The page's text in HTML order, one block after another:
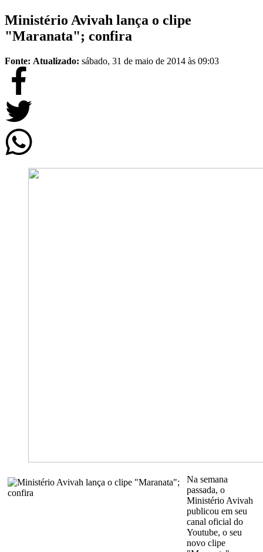
Ministério Avivah lança o clipe
"Maranata"; confira
Fonte: Atualizado: sábado, 31 de maio de 2014 às 09:03
Na semana
passada, o
Ministério Avivah
publicou em seu
canal oficial do
Youtube, o seu
novo clipe